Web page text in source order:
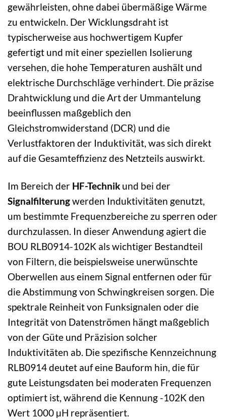
gewährleisten, ohne dabei übermäßige Wärme
zu entwickeln. Der Wicklungsdraht ist
typischerweise aus hochwertigem Kupfer
gefertigt und mit einer speziellen Isolierung
versehen, die hohe Temperaturen aushält und
elektrische Durchschläge verhindert. Die präzise
Drahtwicklung und die Art der Ummantelung
beeinflussen maßgeblich den
Gleichstromwiderstand (DCR) und die
Verlustfaktoren der Induktivität, was sich direkt
auf die Gesamteffizienz des Netzteils auswirkt.
Im Bereich der HF-Technik und bei der
Signalfilterungwerden Induktivitäten genutzt,
um bestimmte Frequenzbereiche zu sperren oder
durchzulassen. In dieser Anwendung agiert die
BOU RLB0914-102K als wichtiger Bestandteil
von Filtern, die beispielsweise unerwünschte
Oberwellen aus einem Signal entfernen oder für
die Abstimmung von Schwingkreisen sorgen. Die
spektrale Reinheit von Funksignalen oder die
Integrität von Datenströmen hängt maßgeblich
von der Güte und Präzision solcher
Induktivitäten ab. Die spezifische Kennzeichnung
RLB0914 deutet auf eine Bauform hin, die für
gute Leistungsdaten bei moderaten Frequenzen
optimiert ist, während die Kennung -102K den
Wert 1000 µH repräsentiert.